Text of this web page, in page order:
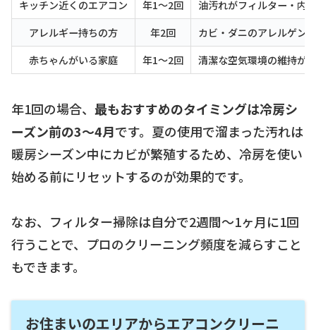
キッチン近くのエアコン 年1〜2回
油汚れがフィルター・内
アレルギー持ちの方
年2回
カビ・ダニのアレルゲン
赤ちゃんがいる家庭
年1〜2回 清潔な空気環境の維持が
年1回の場合、 最もおすすめのタイミングは冷房シ
ーズン前の3〜4月です。夏の使用で溜まった汚れは
暖房シーズン中にカビが繁殖するため、冷房を使い
始める前にリセットするのが効果的です。
なお、フィルター掃除は自分で2週間〜1ヶ月に1回
行うことで、プロのクリーニング頻度を減らすこと
もできます。
お住まいのエリアからエアコンクリーニ